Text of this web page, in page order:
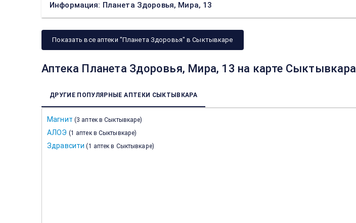
Информация: Планета Здоровья, Мира, 13
Показать все аптеки "Планета Здоровья" в Сыктывкаре
Аптека Планета Здоровья, Мира, 13 на карте Сыктывкара
ДРУГИЕ ПОПУЛЯРНЫЕ АПТЕКИ СЫКТЫВКАРА
Магнит (3 аптек в Сыктывкаре)
АЛОЭ (1 аптек в Сыктывкаре)
Здравсити (1 аптек в Сыктывкаре)